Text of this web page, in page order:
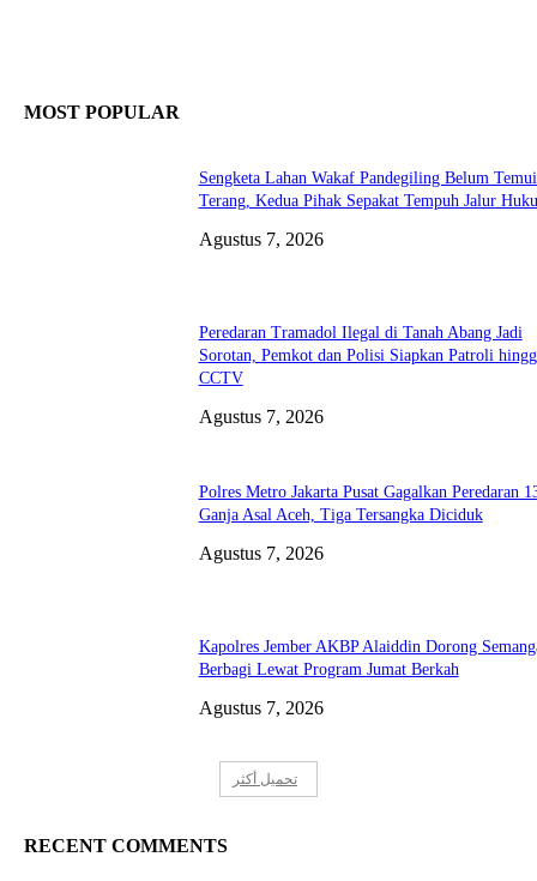
MOST POPULAR
Sengketa Lahan Wakaf Pandegiling Belum
Terang, Kedua Pihak Sepakat Tempuh Jalur
Agustus 7, 2026
Peredaran Tramadol Ilegal di Tanah Abang Jadi
Sorotan, Pemkot dan Polisi Siapkan Patroli
CCTV
Agustus 7, 2026
Polres Metro Jakarta Pusat Gagalkan Peredaran
Ganja Asal Aceh, Tiga Tersangka Diciduk
Agustus 7, 2026
Kapolres Jember AKBP Alaiddin Dorong
Berbagi Lewat Program Jumat Berkah
Agustus 7, 2026
تحميل أكثر
RECENT COMMENTS